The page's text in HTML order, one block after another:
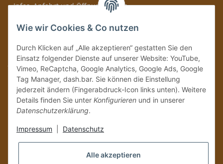
» Infos, Anfahrt und Öffnungszeiten
Immer auf dem Laufenden mit unseren aktuellen Rum-News!
Bitte senden Sie mir entsprechend IhrerDatenschutzerklärung
regelmäßig und
jederzeit widerruflich Informationen zu Ihrem Produktsortiment per E-Mail zu.
Vertrag widerrufen
Wie wir Cookies & Co nutzen
Durch Klicken auf „Alle akzeptieren“ gestatten Sie den
Einsatz folgender Dienste auf unserer Website: YouTube,
Vimeo, ReCaptcha, Google Analytics, Google Ads, Google
Tag Manager, dash.bar. Sie können die Einstellung
jederzeit ändern (Fingerabdruck-Icon links unten). Weitere
Details finden Sie unter Konfigurieren und in unserer
Datenschutzerklärung.
Impressum Datenschutz
Alle akzeptieren